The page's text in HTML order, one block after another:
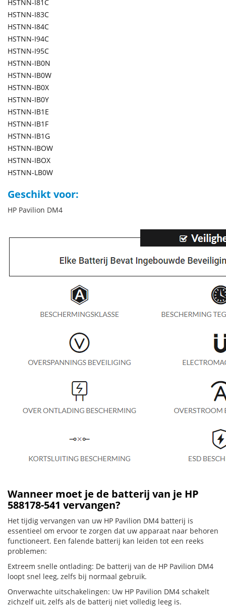
HSTNN-I81C
HSTNN-I83C
HSTNN-I84C
HSTNN-I94C
HSTNN-I95C
HSTNN-IB0N
HSTNN-IB0W
HSTNN-IB0X
HSTNN-IB0Y
HSTNN-IB1E
HSTNN-IB1F
HSTNN-IB1G
HSTNN-IBOW
HSTNN-IBOX
HSTNN-LB0W
Geschikt voor:
HP Pavilion DM4
Wanneer moet je de batterij van je HP
588178-541 vervangen?
Het tijdig vervangen van uw HP Pavilion DM4 batterij is
essentieel om ervoor te zorgen dat uw apparaat naar behoren
functioneert. Een falende batterij kan leiden tot een reeks
problemen:
Extreem snelle ontlading: De batterij van de HP Pavilion DM4
loopt snel leeg, zelfs bij normaal gebruik.
Onverwachte uitschakelingen: Uw HP Pavilion DM4 schakelt
zichzelf uit, zelfs als de batterij niet volledig leeg is.